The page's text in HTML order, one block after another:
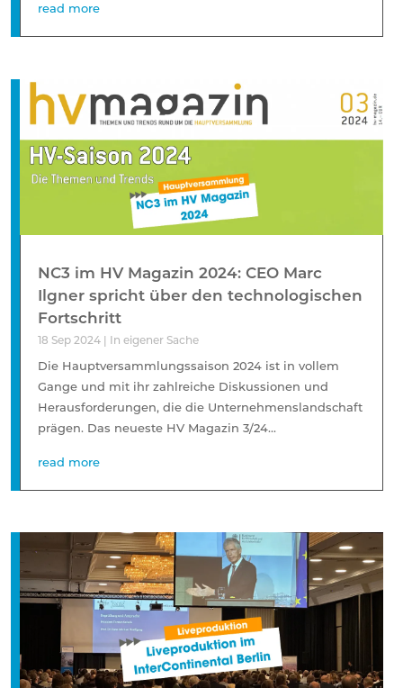
read more
NC3 im HV Magazin 2024: CEO Marc
Ilgner spricht über den technologischen
Fortschritt
18 Sep 2024 | In eigener Sache
Die Hauptversammlungssaison 2024 ist in vollem
Gange und mit ihr zahlreiche Diskussionen und
Herausforderungen, die die Unternehmenslandschaft
prägen. Das neueste HV Magazin 3/24...
read more